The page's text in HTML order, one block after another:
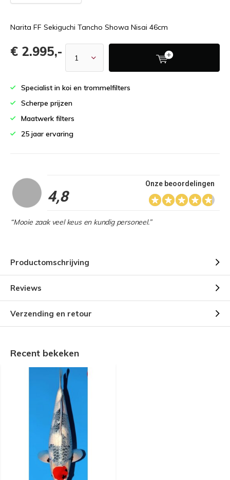
Narita FF Sekiguchi Tancho Showa Nisai 46cm
€ 2.995,-
Specialist in koi en trommelfilters
Scherpe prijzen
Maatwerk filters
25 jaar ervaring
4,8
Onze beoordelingen
“Mooie zaak veel keus en kundig personeel.”
Productomschrijving
Reviews
Verzending en retour
Recent bekeken